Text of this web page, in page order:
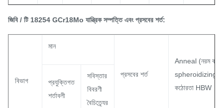
জিবি / টি 18254 GCr18Mo যান্ত্রিক সম্পত্তি এবং প্রসবের শর্ত:
বিভাগ
মান
প্রসবের শর্ত
Anneal (নরম বা
spheroidizing)
কঠোরতা HBW
প্রযুক্তিগত
শর্তাবলী
সবিস্তার
বিবরণী
বৈচিত্র্যের